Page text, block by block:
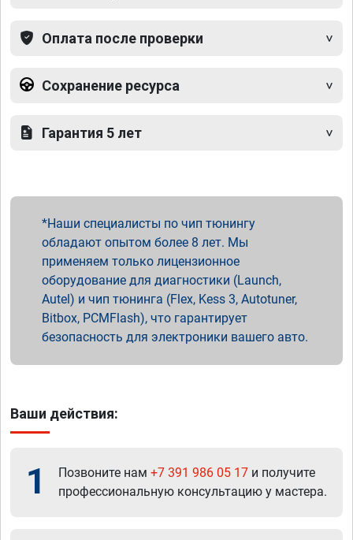
Оплата после проверки
Сохранение ресурса
Гарантия 5 лет
Наши специалисты по чип тюнингу
обладают опытом более 8 лет. Мы
применяем только лицензионное
оборудование для диагностики (Launch,
Autel) и чип тюнинга (Flex, Kess 3, Autotuner,
Bitbox, PCMFlash), что гарантирует
безопасность для электроники вашего авто.
Ваши действия:
1 Позвоните нам +7 391 986 05 17 и получите
профессиональную консультацию у мастера.